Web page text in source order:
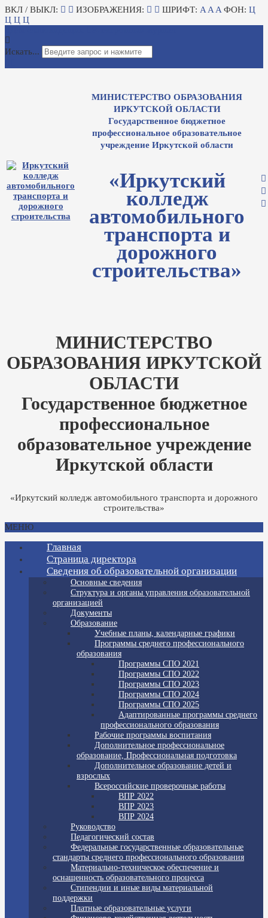
ВКЛ / ВЫКЛ: ИЗОБРАЖЕНИЯ: ШРИФТ: A A A ФОН: Ц
Ц Ц Ц
Искать...
МИНИСТЕРСТВО ОБРАЗОВАНИЯ
ИРКУТСКОЙ ОБЛАСТИ
Государственное бюджетное
профессиональное образовательное
учреждение Иркутской области
«Иркутский
колледж
автомобильного
транспорта и
дорожного
строительства»
МИНИСТЕРСТВО
ОБРАЗОВАНИЯ ИРКУТСКОЙ
ОБЛАСТИ
Государственное бюджетное
профессиональное
образовательное учреждение
Иркутской области
«Иркутский колледж автомобильного транспорта и дорожного
строительства»
МЕНЮ
Главная
Страница директора
Сведения об образовательной организации
Основные сведения
Структура и органы управления образовательной
организацией
Документы
Образование
Учебные планы, календарные графики
Программы среднего профессионального
образования
Программы СПО 2021
Программы СПО 2022
Программы СПО 2023
Программы СПО 2024
Программы СПО 2025
Адаптированные программы среднего
профессионального образования
Рабочие программы воспитания
Дополнительное профессиональное
образование, Профессиональная подготовка
Дополнительное образование детей и
взрослых
Всероссийские проверочные работы
ВПР 2022
ВПР 2023
ВПР 2024
Руководство
Педагогический состав
Федеральные государственные образовательные
стандарты среднего профессионального образования
Материально-техническое обеспечение и
оснащенность образовательного процесса
Стипендии и иные виды материальной
поддержки
Платные образовательные услуги